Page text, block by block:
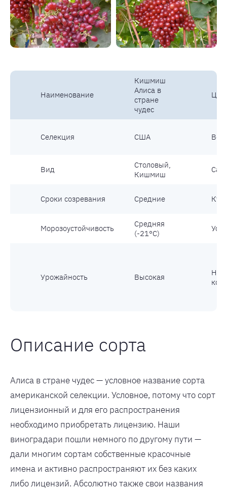
Наименование
Кишмиш
Алиса в
стране
чудес
Селекция США Вес
Вид
Столовый,
Кишмиш
Сроки созревания Средние
Морозоустойчивость
Средняя
(-21°С)
Урожайность Высокая
Описание сорта
Алиса в стране чудес — условное название сорта
американской селекции. Условное, потому что сорт
лицензионный и для его распространения
необходимо приобретать лицензию. Наши
виноградари пошли немного по другому пути —
дали многим сортам собственные красочные
имена и активно распространяют их без каких
либо лицензий. Абсолютно также свои названия